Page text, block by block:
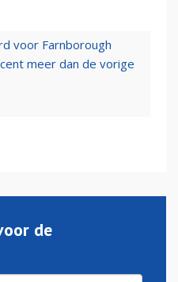
voor Farnborough
meer dan de vorige
de